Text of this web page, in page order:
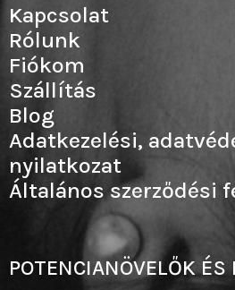
Kapcsolat
Rólunk
Fiókom
Szállítás
Blog
Adatkezelési,
nyilatkozat
Általános szerződési
POTENCIANÖVELŐK